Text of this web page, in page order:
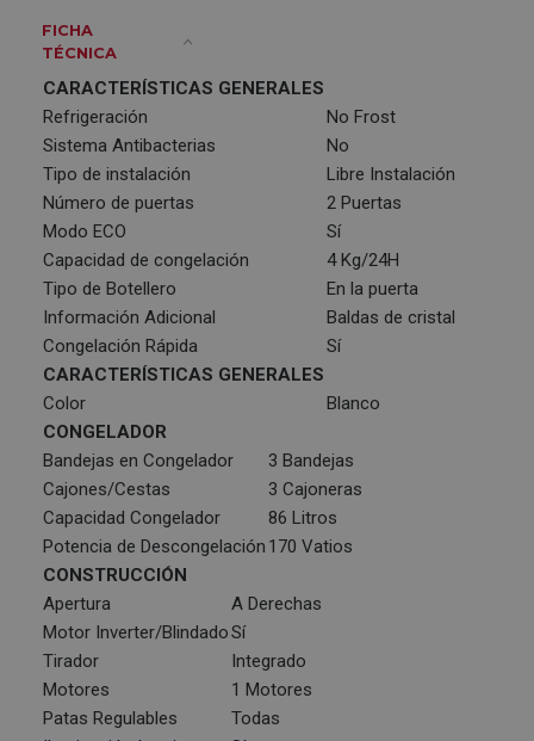
FICHA
TÉCNICA
CARACTERÍSTICAS GENERALES
Refrigeración
No Frost
Sistema Antibacterias
No
Tipo de instalación
Libre Instalación
Número de puertas
2 Puertas
Modo ECO
Sí
Capacidad de congelación
4 Kg/24H
Tipo de Botellero
En la puerta
Información Adicional
Baldas de cristal
Congelación Rápida
Sí
CARACTERÍSTICAS GENERALES
Color
Blanco
CONGELADOR
Bandejas en Congelador
3 Bandejas
Cajones/Cestas
3 Cajoneras
Capacidad Congelador
86 Litros
Potencia de Descongelación 170 Vatios
CONSTRUCCIÓN
Apertura
A Derechas
Motor Inverter/BlindadoSí
Tirador
Integrado
Motores
1 Motores
Patas Regulables
Todas